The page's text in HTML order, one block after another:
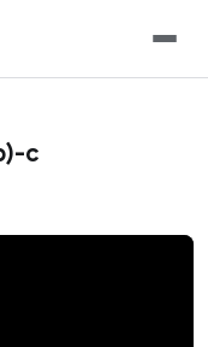
c